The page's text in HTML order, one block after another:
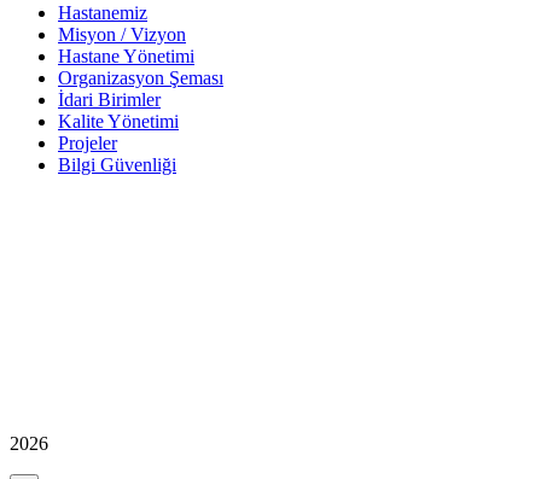
Hastanemiz
Misyon / Vizyon
Hastane Yönetimi
Organizasyon Şeması
İdari Birimler
Kalite Yönetimi
Projeler
Bilgi Güvenliği
2026